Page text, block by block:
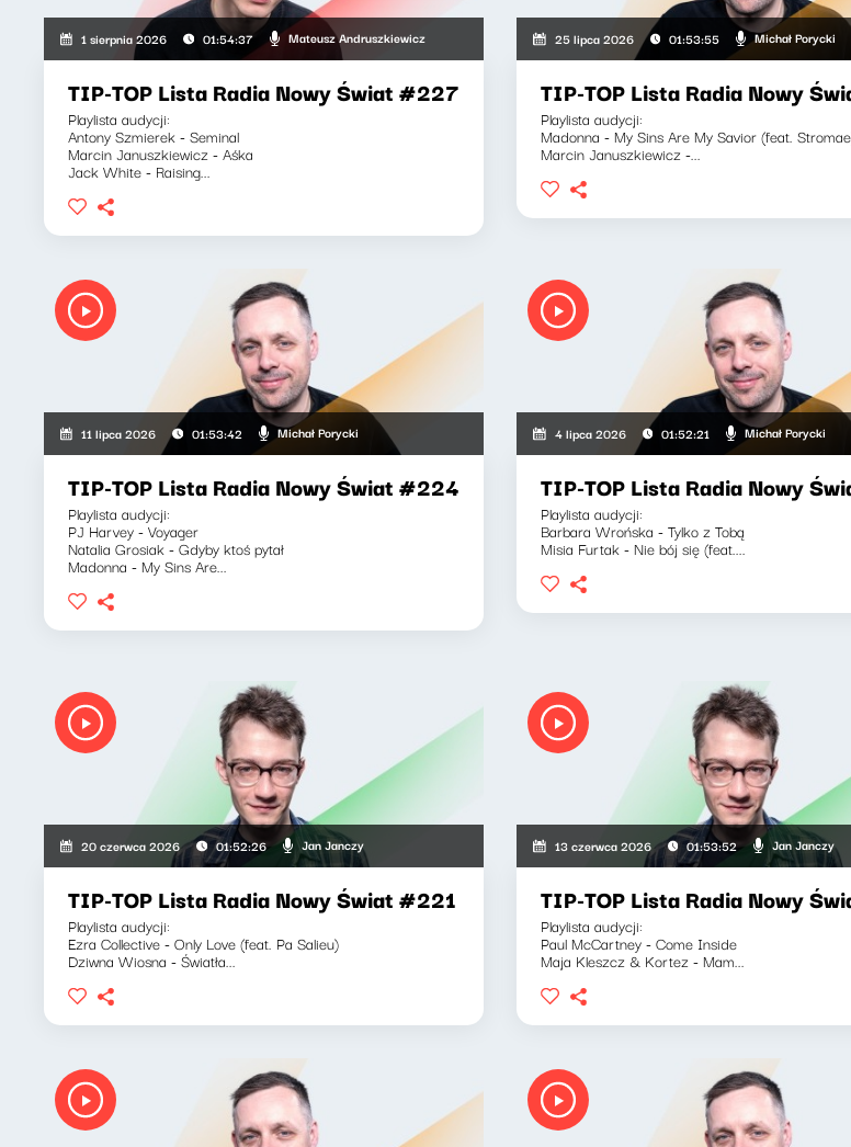
1 sierpnia 2026 01:54:37 Mateusz Andruszkiewicz
TIP-TOP Lista Radia Nowy Świat #227
Playlista audycji:
Antony Szmierek - Seminal
Marcin Januszkiewicz - Aśka
Jack White - Raising...
25 lipca 2026 01:53:55 Michał Porycki
TIP-TOP Lista Radia Nowy
Playlista audycji:
Madonna - My Sins Are My Savior (feat.
Marcin Januszkiewicz -...
11 lipca 2026 01:53:42 Michał Porycki
TIP-TOP Lista Radia Nowy Świat #224
Playlista audycji:
PJ Harvey - Voyager
Natalia Grosiak - Gdyby ktoś pytał
Madonna - My Sins Are...
4 lipca 2026 01:52:21 Michał Porycki
TIP-TOP Lista Radia Nowy
Playlista audycji:
Barbara Wrońska - Tylko z Tobą
Misia Furtak - Nie bój się (feat....
20 czerwca 2026 01:52:26 Jan Janczy
TIP-TOP Lista Radia Nowy Świat #221
Playlista audycji:
Ezra Collective - Only Love (feat. Pa Salieu)
Dziwna Wiosna - Światła...
13 czerwca 2026 01:53:52 Jan Janczy
TIP-TOP Lista Radia Nowy
Playlista audycji:
Paul McCartney - Come Inside
Maja Kleszcz & Kortez - Mam...